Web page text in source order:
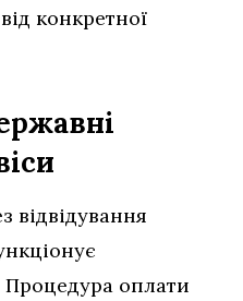
конкретної
відвідування
Процедура оплати